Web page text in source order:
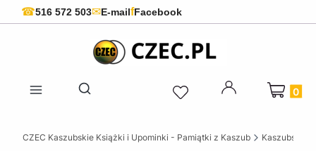
☎516 572 503✉E-mailfFacebook
Otwórz wyszukiwarkę
Produkty
CZEC Kaszubskie Książki i Upominki - Pamiątki z Kaszub Kaszubskie